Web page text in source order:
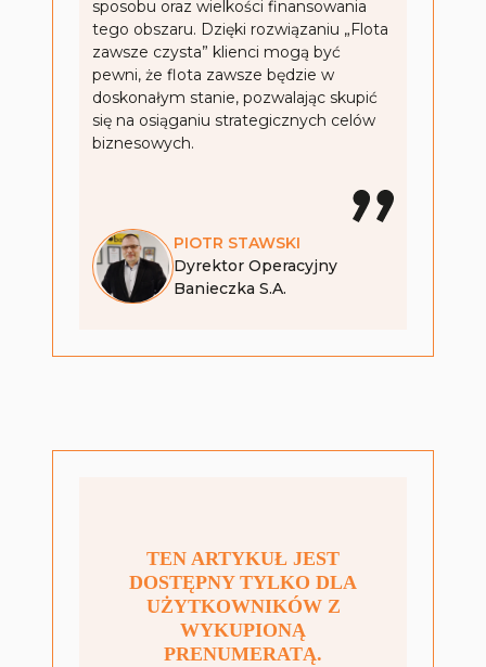
sposobu oraz wielkości finansowania
tego obszaru. Dzięki rozwiązaniu „Flota
zawsze czysta” klienci mogą być
pewni, że flota zawsze będzie w
doskonałym stanie, pozwalając skupić
się na osiąganiu strategicznych celów
biznesowych.
PIOTR STAWSKI
Dyrektor Operacyjny
Banieczka S.A.
TEN ARTYKUŁ JEST
DOSTĘPNY TYLKO DLA
UŻYTKOWNIKÓW Z
WYKUPIONĄ
PRENUMERATĄ.